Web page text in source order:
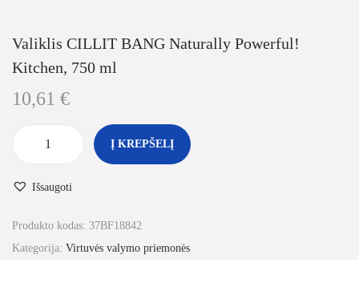
Valiklis CILLIT BANG Naturally Powerful!
Kitchen, 750 ml
10,61 €
Į KREPŠELĮ
Išsaugoti
Produkto kodas: 37BF18842
Kategorija: Virtuvės valymo priemonės